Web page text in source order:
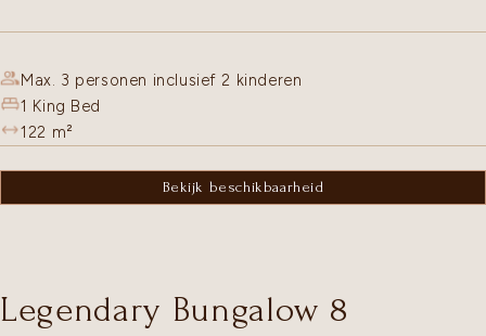
Max. 3 personen inclusief 2 kinderen
1 King Bed
122 m²
Bekijk beschikbaarheid
Legendary Bungalow 8